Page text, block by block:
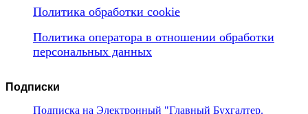
Политика обработки cookie
Политика оператора в отношении обработки
персональных данных
Подписки
Подписка на Электронный "Главный Бухгалтер.